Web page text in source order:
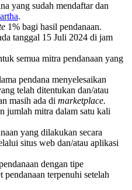
yang sudah mendaftar dan
.
1% bagi hasil pendanaan.
tanggal 15 Juli 2024 di jam
semua mitra pendanaan yang
pendana menyelesaikan
telah ditentukan dan/atau
masih ada di marketplace.
jumlah mitra dalam satu kali
yang dilakukan secara
situs web dan/atau aplikasi
dengan tipe
pendanaan terpenuhi setelah